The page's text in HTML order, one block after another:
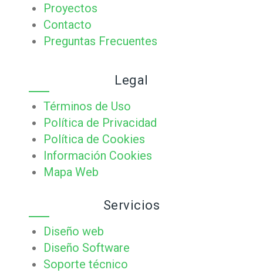
Proyectos
Contacto
Preguntas Frecuentes
Legal
Términos de Uso
Política de Privacidad
Política de Cookies
Información Cookies
Mapa Web
Servicios
Diseño web
Diseño Software
Soporte técnico